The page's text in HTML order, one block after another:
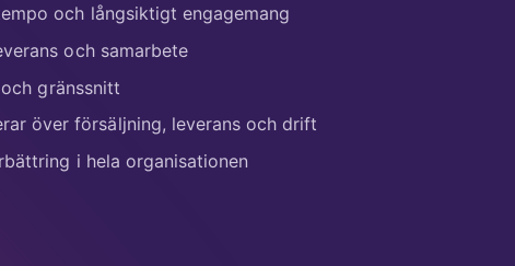
och långsiktigt engagemang
och samarbete
gränssnitt
över försäljning, leverans och drift
i hela organisationen